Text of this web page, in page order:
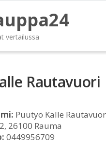
vertailussa
Rautavuori
Puutyö Kalle
26100 Rauma
0449956709